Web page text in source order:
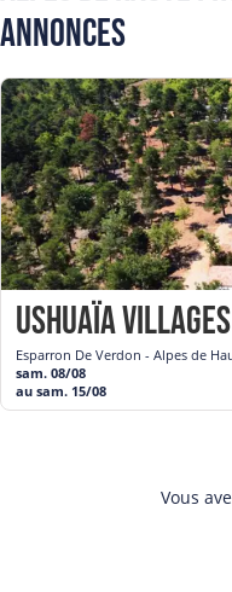
annonces
Ushuaïa
Esparron De Verdon - Alpes de
sam. 08/08
au sam. 15/08
Vous